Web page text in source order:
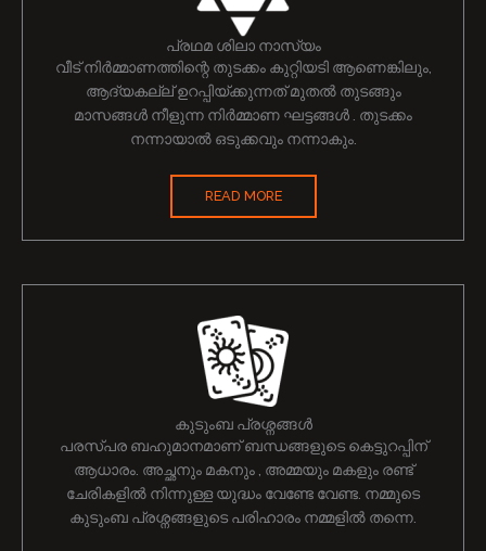
പ്രഥമ ശിലാ നാസ്യം
വീട് നിർമ്മാണത്തിന്റെ തുടക്കം കുറ്റിയടി ആണെങ്കിലും,
ആദ്യകല്ല് ഉറപ്പിയ്ക്കുന്നത് മുതൽ തുടങ്ങും
മാസങ്ങൾ നീളുന്ന നിർമ്മാണ ഘട്ടങ്ങൾ . തുടക്കം
നന്നായാൽ ഒടുക്കവും നന്നാകും.
READ MORE
കുടുംബ പ്രശ്നങ്ങൾ
പരസ്പര ബഹുമാനമാണ് ബന്ധങ്ങളുടെ കെട്ടുറപ്പിന്
ആധാരം. അച്ഛനും മകനും , അമ്മയും മകളും രണ്ട്
ചേരികളിൽ നിന്നുള്ള യുദ്ധം വേണ്ടേ വേണ്ട. നമ്മുടെ
കുടുംബ പ്രശ്നങ്ങളുടെ പരിഹാരം നമ്മളിൽ തന്നെ.